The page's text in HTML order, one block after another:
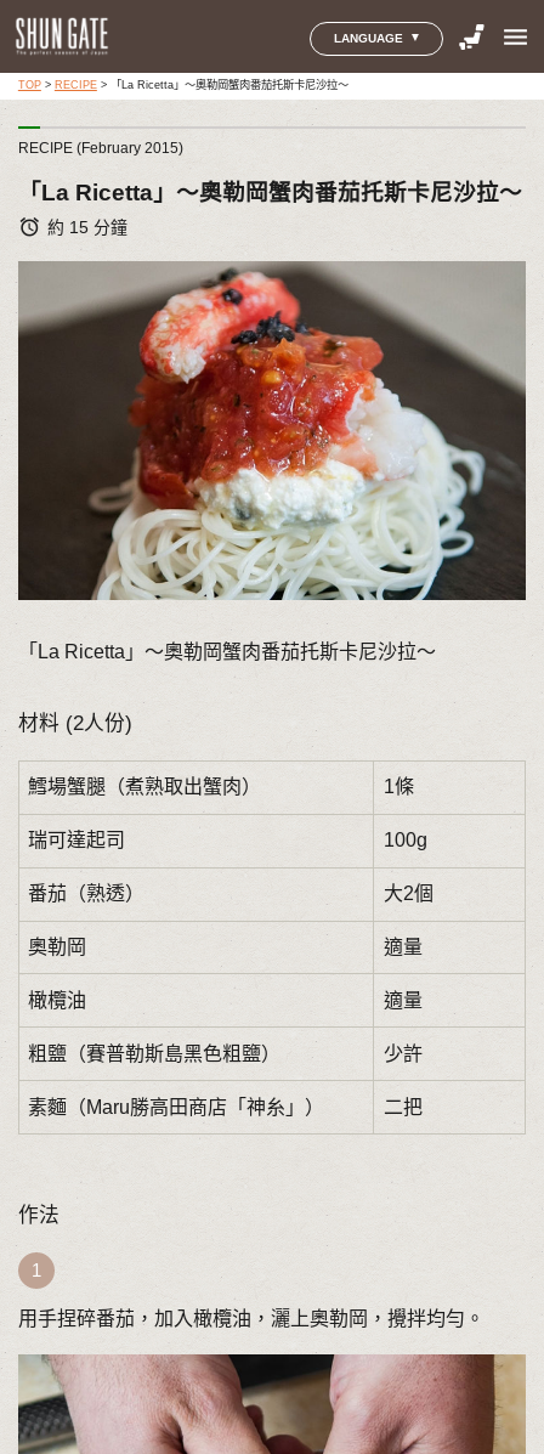
LANGUAGE menu
TOP> RECIPE> 「La Ricetta」～奧勒岡蟹肉番茄托斯卡尼沙拉～
RECIPE (February 2015)
「La Ricetta」～奧勒岡蟹肉番茄托斯卡尼沙拉～
alarm 約 15 分鐘
「La Ricetta」～奧勒岡蟹肉番茄托斯卡尼沙拉～
材料 (2人份)
鱈場蟹腿（煮熟取出蟹肉） 1條
瑞可達起司 100g
番茄（熟透） 大2個
奧勒岡 適量
橄欖油 適量
粗鹽（賽普勒斯島黑色粗鹽） 少許
素麵（Maru勝高田商店「神糸」） 二把
作法
用手捏碎番茄，加入橄欖油，灑上奧勒岡，攪拌均勻。